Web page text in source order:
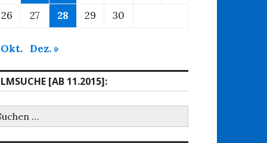
26
27 28 29 30
Okt. Dez. »
[AB 11.2015]: